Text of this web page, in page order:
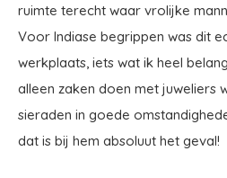
ruimte terecht waar vrolijke
Voor Indiase begrippen was dit
werkplaats, iets wat ik heel
alleen zaken doen met juweliers
sieraden in goede
dat is bij hem absoluut het geval!